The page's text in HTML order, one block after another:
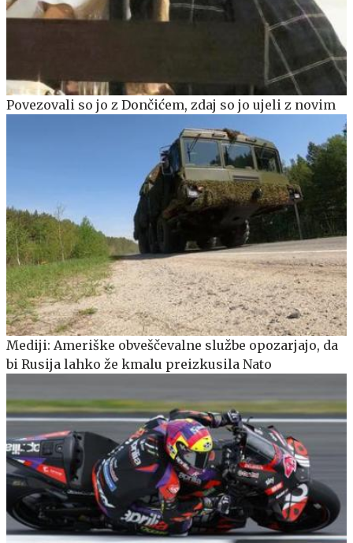
Povezovali so jo z Dončićem, zdaj so jo ujeli z novim
Mediji: Ameriške obveščevalne službe opozarjajo, da
bi Rusija lahko že kmalu preizkusila Nato